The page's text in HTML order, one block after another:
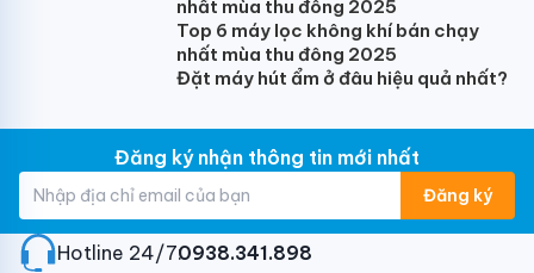
nhất mùa thu đông 2025
Top 6 máy lọc không khí bán chạy
nhất mùa thu đông 2025
Đặt máy hút ẩm ở đâu hiệu quả nhất?
Đăng ký nhận thông tin mới nhất
Đăng ký
Hotline 24/7:0938.341.898